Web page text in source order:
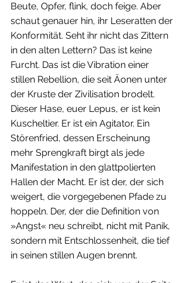
Beute, Opfer, flink, doch feige. Aber
schaut genauer hin, ihr Leseratten der
Konformität. Seht ihr nicht das Zittern
in den alten Lettern? Das ist keine
Furcht. Das ist die Vibration einer
stillen Rebellion, die seit Äonen unter
der Kruste der Zivilisation brodelt.
Dieser Hase, euer Lepus, er ist kein
Kuscheltier. Er ist ein Agitator. Ein
Störenfried, dessen Erscheinung
mehr Sprengkraft birgt als jede
Manifestation in den glattpolierten
Hallen der Macht. Er ist der, der sich
weigert, die vorgegebenen Pfade zu
hoppeln. Der, der die Definition von
»Angst« neu schreibt, nicht mit Panik,
sondern mit Entschlossenheit, die tief
in seinen stillen Augen brennt.